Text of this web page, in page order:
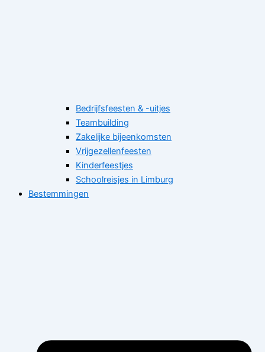
Bedrijfsfeesten & -uitjes
Teambuilding
Zakelijke bijeenkomsten
Vrijgezellenfeesten
Kinderfeestjes
Schoolreisjes in Limburg
Bestemmingen